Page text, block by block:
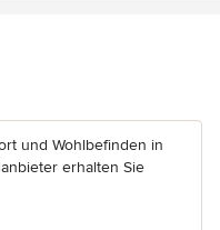
5 Sternen
und Wohlbefinden in
erhalten Sie